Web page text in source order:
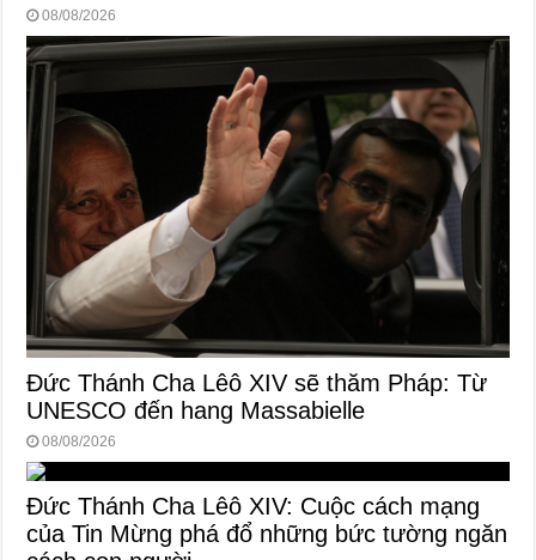
08/08/2026
Đức Thánh Cha Lêô XIV sẽ thăm Pháp: Từ
UNESCO đến hang Massabielle
08/08/2026
Đức Thánh Cha Lêô XIV: Cuộc cách mạng
của Tin Mừng phá đổ những bức tường ngăn